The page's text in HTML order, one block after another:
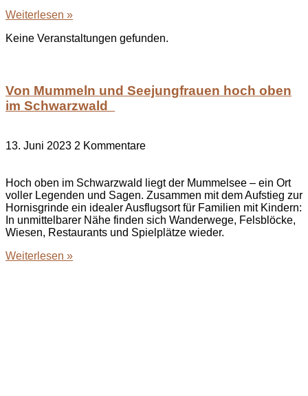
Weiterlesen »
Keine Veranstaltungen gefunden.
Von Mummeln und Seejungfrauen hoch oben
im Schwarzwald
13. Juni 2023 2 Kommentare
Hoch oben im Schwarzwald liegt der Mummelsee – ein Ort
voller Legenden und Sagen. Zusammen mit dem Aufstieg zur
Hornisgrinde ein idealer Ausflugsort für Familien mit Kindern:
In unmittelbarer Nähe finden sich Wanderwege, Felsblöcke,
Wiesen, Restaurants und Spielplätze wieder.
Weiterlesen »